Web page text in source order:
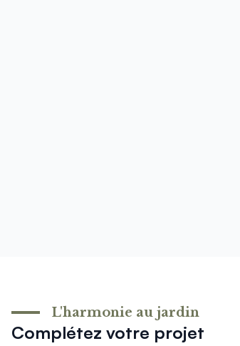
Complétez votre projet
L'harmonie au jardin